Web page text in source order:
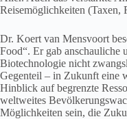
Reisemöglichkeiten (Taxen,
Dr. Koert van Mensvoort
Food“. Er gab anschauliche
Biotechnologie nicht
Gegenteil – in Zukunft eine
Hinblick auf begrenzte
weltweites
Möglichkeiten sein, die